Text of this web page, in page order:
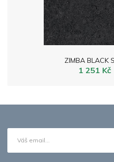
ZIMBA BLACK
1 251 Kč